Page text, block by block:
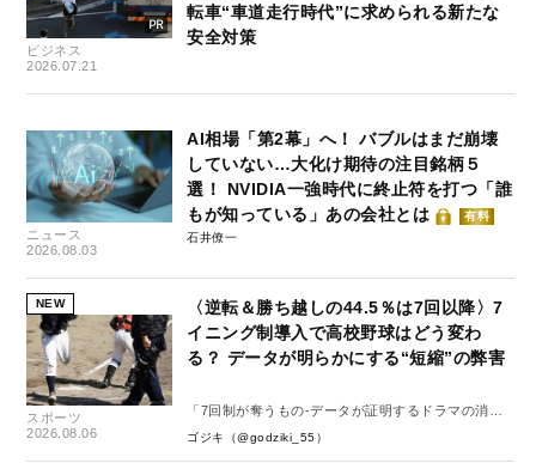
ビジネス
2026.07.21
転車“車道走行時代”に求められる新たな
安全対策
ニュース
2026.08.03
AI相場「第2幕」へ！ バブルはまだ崩壊
していない…大化け期待の注目銘柄５
選！ NVIDIA一強時代に終止符を打つ「誰
もが知っている」あの会社とは
有料
石井僚一
NEW
スポーツ
2026.08.06
〈逆転＆勝ち越しの44.5％は7回以降〉7
イニング制導入で高校野球はどう変わ
る？ データが明らかにする“短縮”の弊害
「7回制が奪うもの-データが証明するドラマの消
失-」
ゴジキ（@godziki_55）